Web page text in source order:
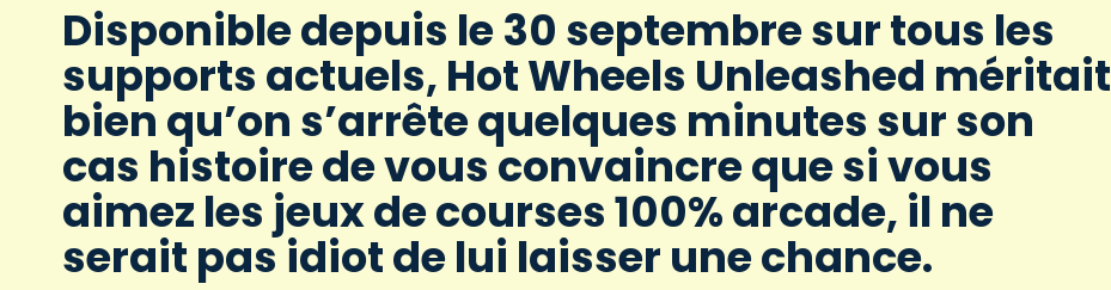
Disponible depuis le 30 septembre sur tous les
supports actuels, Hot Wheels Unleashed méritait
bien qu’on s’arrête quelques minutes sur son
cas histoire de vous convaincre que si vous
aimez les jeux de courses 100% arcade, il ne
serait pas idiot de lui laisser une chance.